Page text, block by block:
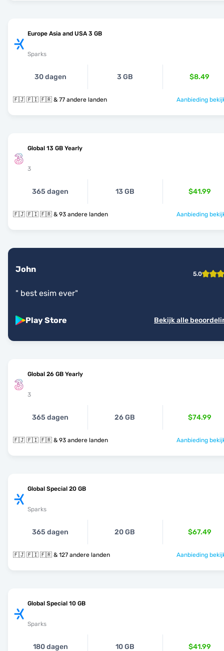
Europe Asia and USA 3 GB
Sparks
30 dagen 3 GB $8.49
🇫🇯 🇫🇮 🇫🇷 & 77 andere landen Aanbieding
Global 13 GB Yearly
3
365 dagen 13 GB $41.99
🇫🇯 🇫🇮 🇫🇷 & 93 andere landen Aanbieding
John 5.0
" best esim ever"
Play Store Bekijk alle
Global 26 GB Yearly
3
365 dagen 26 GB $74.99
🇫🇯 🇫🇮 🇫🇷 & 93 andere landen Aanbieding
Global Special 20 GB
Sparks
365 dagen 20 GB $67.49
🇫🇯 🇫🇮 🇫🇷 & 127 andere landen Aanbieding
Global Special 10 GB
Sparks
180 dagen 10 GB $41.99